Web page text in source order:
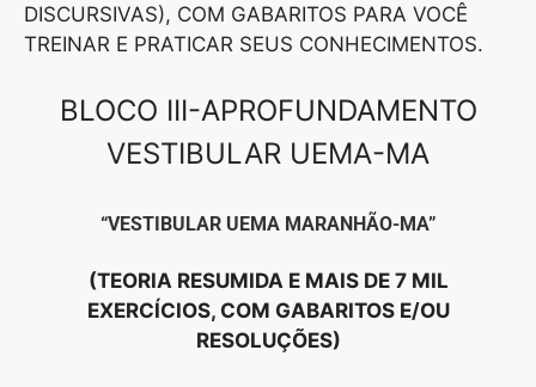
DISCURSIVAS), COM GABARITOS PARA VOCÊ
TREINAR E PRATICAR SEUS CONHECIMENTOS.
BLOCO III-APROFUNDAMENTO
VESTIBULAR UEMA-MA
“VESTIBULAR UEMA MARANHÃO-MA”
(TEORIA RESUMIDA E MAIS DE 7 MIL
EXERCÍCIOS, COM GABARITOS E/OU
RESOLUÇÕES)